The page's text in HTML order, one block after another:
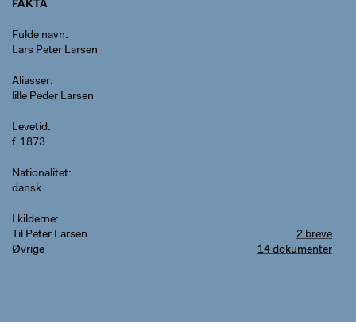
FAKTA
Fulde navn
Lars Peter Larsen
Aliasser
lille Peder Larsen
Levetid
f. 1873
Nationalitet
dansk
I kilderne
Til Peter Larsen
2 breve
Øvrige
14 dokumenter